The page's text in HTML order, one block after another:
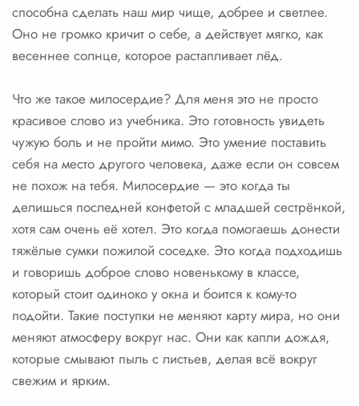
способна сделать наш мир чище, добрее и светлее.
Оно не громко кричит о себе, а действует мягко, как
весеннее солнце, которое растапливает лёд.
Что же такое милосердие? Для меня это не просто
красивое слово из учебника. Это готовность увидеть
чужую боль и не пройти мимо. Это умение поставить
себя на место другого человека, даже если он совсем
не похож на тебя. Милосердие — это когда ты
делишься последней конфетой с младшей сестрёнкой,
хотя сам очень её хотел. Это когда помогаешь донести
тяжёлые сумки пожилой соседке. Это когда подходишь
и говоришь доброе слово новенькому в классе,
который стоит одиноко у окна и боится к кому-то
подойти. Такие поступки не меняют карту мира, но они
меняют атмосферу вокруг нас. Они как капли дождя,
которые смывают пыль с листьев, делая всё вокруг
свежим и ярким.